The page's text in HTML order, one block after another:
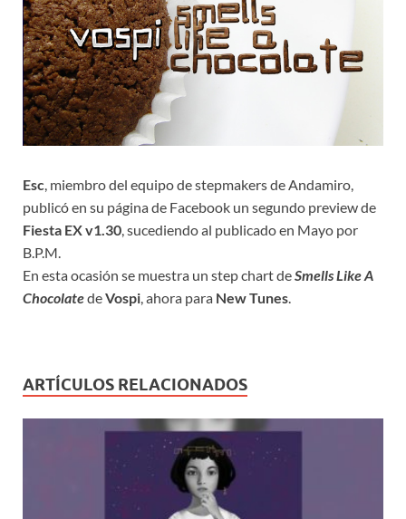
Esc, miembro del equipo de stepmakers de Andamiro,
publicó en su página de Facebook un segundo preview de
Fiesta EX v1.30, sucediendo al publicado en Mayo por
B.P.M.
En esta ocasión se muestra un step chart deSmells Like A
ChocolatedeVospi, ahora para New Tunes.
ARTÍCULOS RELACIONADOS